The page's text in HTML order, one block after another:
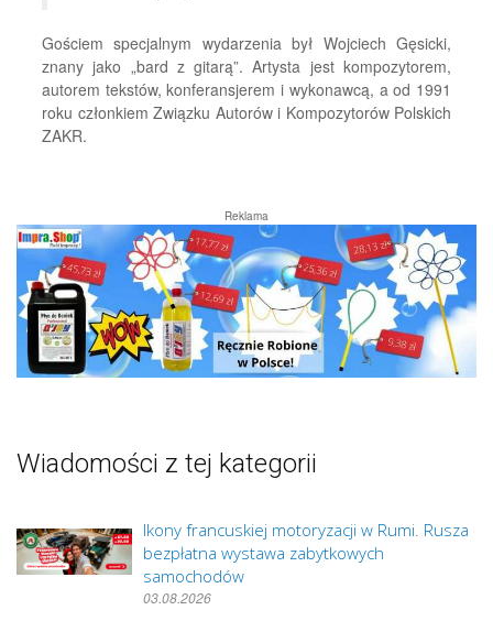
Gościem specjalnym wydarzenia był Wojciech Gęsicki,
znany jako „bard z gitarą”. Artysta jest kompozytorem,
autorem tekstów, konferansjerem i wykonawcą, a od 1991
roku członkiem Związku Autorów i Kompozytorów Polskich
ZAKR.
Reklama
Wiadomości z tej kategorii
Ikony francuskiej motoryzacji w Rumi. Rusza
bezpłatna wystawa zabytkowych
samochodów
03.08.2026